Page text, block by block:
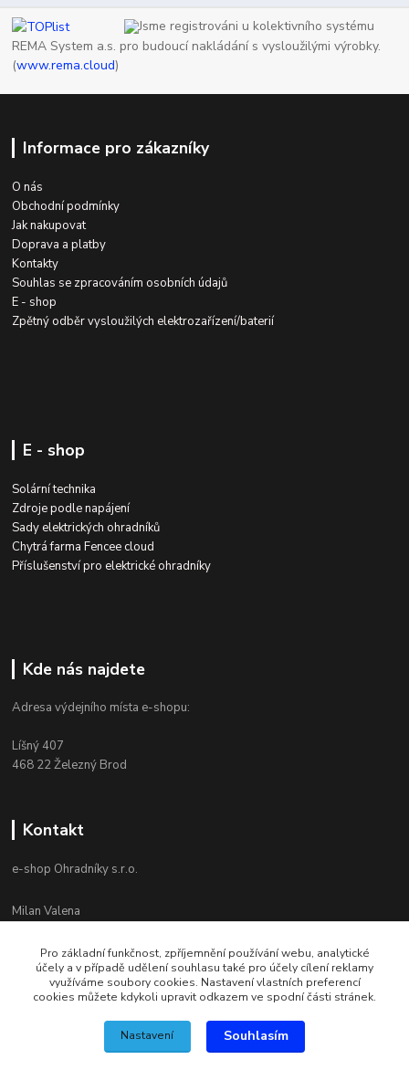
Jsme registrováni u kolektivního systému
REMA System a.s. pro budoucí nakládání s vysloužilými výrobky.
(www.rema.cloud)
Informace pro zákazníky
O nás
Obchodní podmínky
Jak nakupovat
Doprava a platby
Kontakty
Souhlas se zpracováním osobních údajů
E - shop
Zpětný odběr vysloužilých elektrozařízení/baterií
E - shop
Solární technika
Zdroje podle napájení
Sady elektrických ohradníků
Chytrá farma Fencee cloud
Příslušenství pro elektrické ohradníky
Kde nás najdete
Adresa výdejního místa e-shopu:
Líšný 407
468 22 Železný Brod
Kontakt
e-shop Ohradníky s.r.o.
Milan Valena
Po-Pá 8-16
info@ohradniky.cz
Pro základní funkčnost, zpříjemnění používání webu, analytické
účely a v případě udělení souhlasu také pro účely cílení reklamy
využíváme soubory cookies. Nastavení vlastních preferencí
cookies můžete kdykoli upravit odkazem ve spodní části stránek.
Nastavení Souhlasím